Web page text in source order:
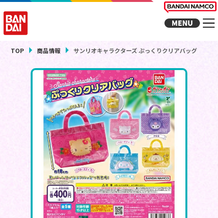
TOP 商品情報 サンリオキャラクターズ ぷっくりクリアバッグ